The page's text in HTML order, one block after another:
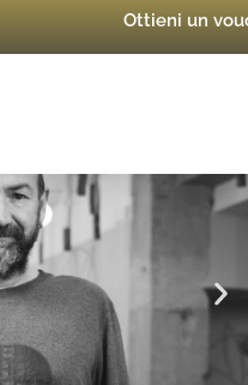
Ottieni un